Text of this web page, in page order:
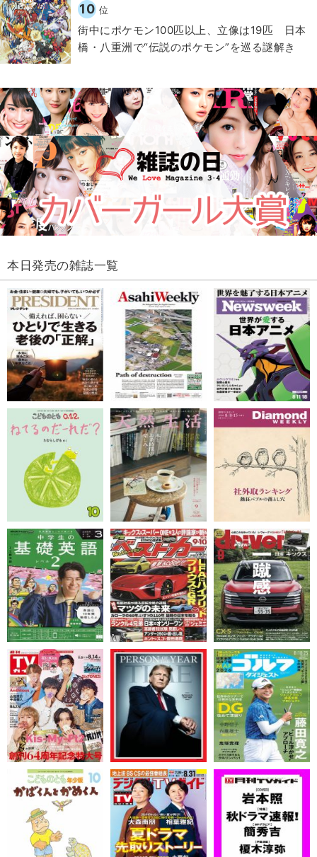
10 位
街中にポケモン100匹以上、立像は19匹 日本
橋・八重洲で“伝説のポケモン”を巡る謎解き
本日発売の雑誌一覧